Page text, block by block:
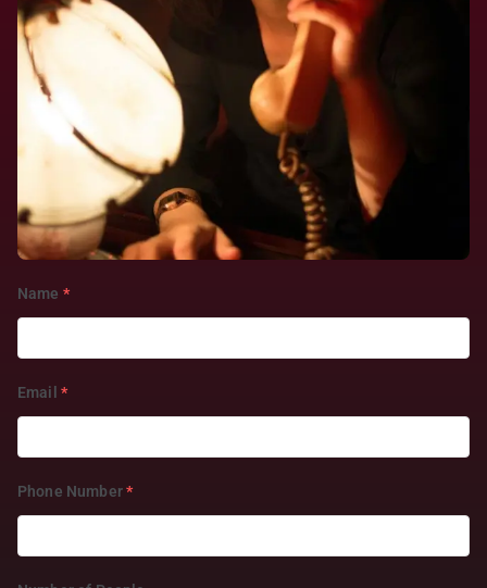
Name *
Email *
Phone Number*